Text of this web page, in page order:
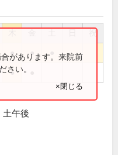
祝
● ●
●
があります。来院前
さい。
×閉じる
土午後